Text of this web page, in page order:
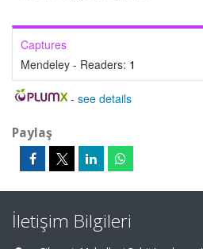
Captures
Mendeley - Readers: 1
- see details
Paylaş
İletişim Bilgileri